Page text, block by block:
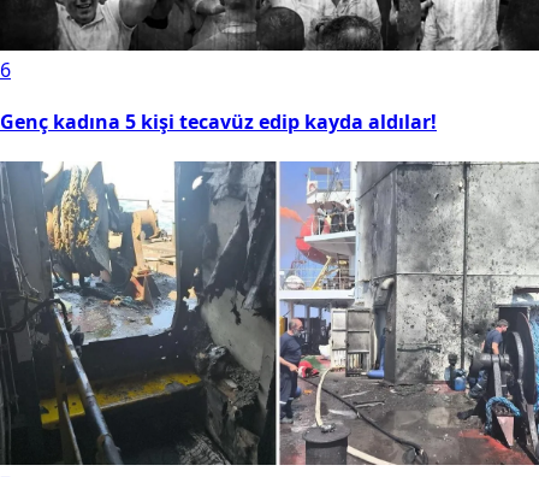
6
Genç kadına 5 kişi tecavüz edip kayda aldılar!